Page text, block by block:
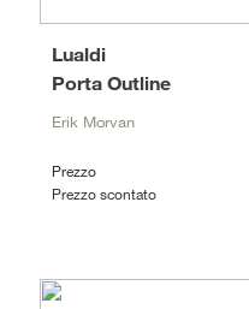
Porta Outline
Lualdi
Erik Morvan
Prezzo
Prezzo scontato